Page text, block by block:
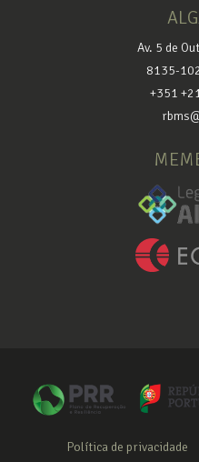
Av. 5 de
8135-
+351
Política de privacidade